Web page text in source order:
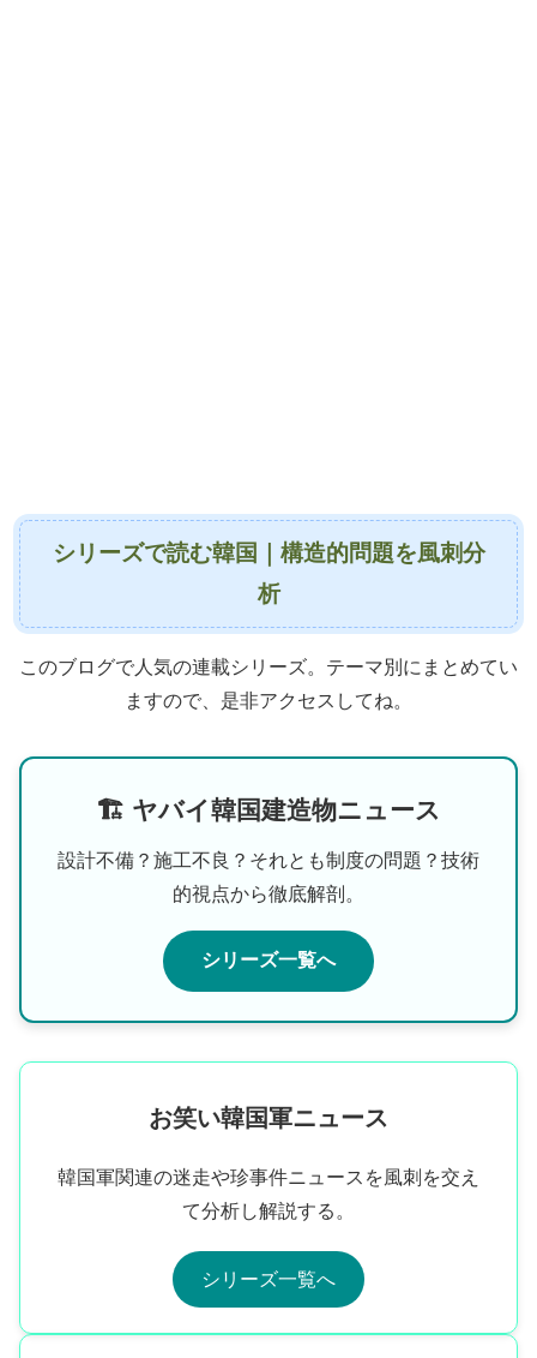
シリーズで読む韓国｜構造的問題を風刺分
析
このブログで人気の連載シリーズ。テーマ別にまとめてい
ますので、是非アクセスしてね。
🏗 ヤバイ韓国建造物ニュース
設計不備？施工不良？それとも制度の問題？技術
的視点から徹底解剖。
シリーズ一覧へ
お笑い韓国軍ニュース
韓国軍関連の迷走や珍事件ニュースを風刺を交え
て分析し解説する。
シリーズ一覧へ